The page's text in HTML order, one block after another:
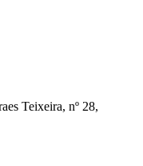
Teixeira, nº 28,